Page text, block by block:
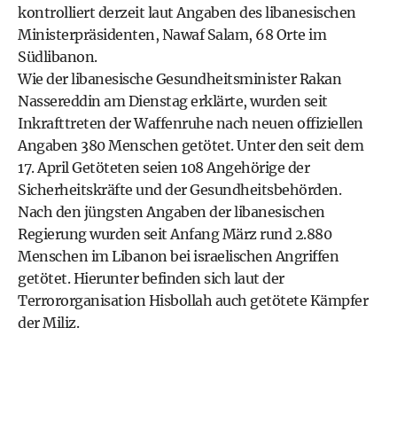
kontrolliert derzeit laut Angaben des libanesischen
Ministerpräsidenten, Nawaf Salam, 68 Orte im
Südlibanon.
Wie der libanesische Gesundheitsminister Rakan
Nassereddin am Dienstag erklärte, wurden seit
Inkrafttreten der Waffenruhe nach neuen offiziellen
Angaben 380 Menschen getötet. Unter den seit dem
17. April Getöteten seien 108 Angehörige der
Sicherheitskräfte und der Gesundheitsbehörden.
Nach den jüngsten Angaben der libanesischen
Regierung wurden seit Anfang März rund 2.880
Menschen im Libanon bei israelischen Angriffen
getötet. Hierunter befinden sich laut der
Terrororganisation Hisbollah auch getötete Kämpfer
der Miliz.